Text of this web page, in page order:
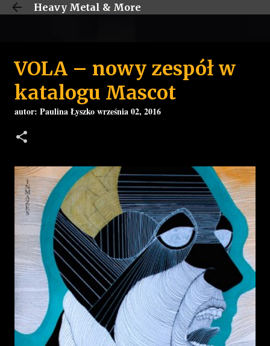
Przejdź do głównej zawartości
Heavy Metal & More
VOLA – nowy zespół w
katalogu Mascot
autor: Paulina Łyszkowrześnia 02, 2016